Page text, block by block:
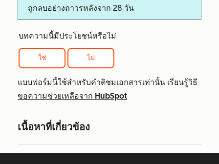
ถูกลบอย่างถาวรหลังจาก 28 วัน
บทความนี้มีประโยชน์หรือไม่
ใช่ ไม่
แบบฟอร์มนี้ใช้สำหรับคำติชมเอกสารเท่านั้น เรียนรู้วิธี
ขอความช่วยเหลือจาก HubSpot
เนื้อหาที่เกี่ยวข้อง